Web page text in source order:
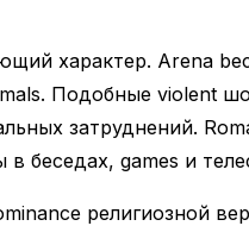
характер. Arena
Подобные violent
затруднений.
беседах, games и
религиозной